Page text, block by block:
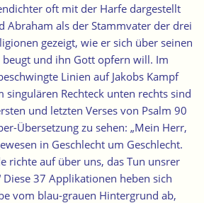
oft mit der Harfe dargestellt
Abraham als der Stammvater der drei
gezeigt, wie er sich über seinen
beugt und ihn Gott opfern will. Im
Linien auf Jakobs Kampf
singulären Rechteck unten rechts sind
und letzten Verses von Psalm 90
Übersetzung zu sehen: „Mein Herr,
in Geschlecht um Geschlecht.
richte auf über uns, das Tun unsrer
Diese 37 Applikationen heben sich
vom blau-grauen Hintergrund ab,